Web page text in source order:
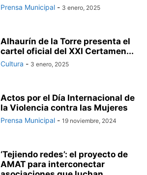
Prensa Municipal - 3 enero, 2025
Alhaurín de la Torre presenta el
cartel oficial del XXI Certamen...
Cultura - 3 enero, 2025
Actos por el Día Internacional de
la Violencia contra las Mujeres
Prensa Municipal - 19 noviembre, 2024
‘Tejiendo redes’: el proyecto de
AMAT para interconectar